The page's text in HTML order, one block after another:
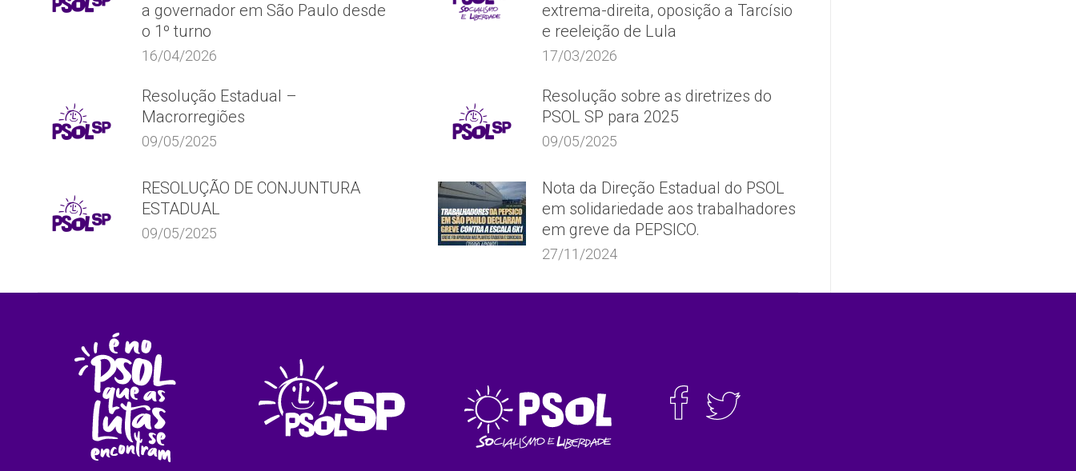
a governador em São Paulo desde
o 1º turno
16/04/2026
extrema-direita, oposição a Tarcísio
e reeleição de Lula
17/03/2026
Resolução Estadual –
Macrorregiões
09/05/2025
Resolução sobre as diretrizes do
PSOL SP para 2025
09/05/2025
RESOLUÇÃO DE CONJUNTURA
ESTADUAL
09/05/2025
Nota da Direção Estadual do PSOL
em solidariedade aos trabalhadores
em greve da PEPSICO.
27/11/2024